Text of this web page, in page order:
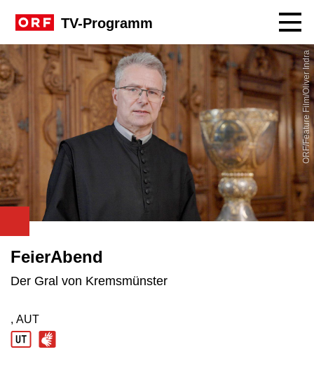
TV-Programm
ORF/Feature Film/Oliver Indra
FeierAbend
Der Gral von Kremsmünster
Produktionsland: AUT
, AUT